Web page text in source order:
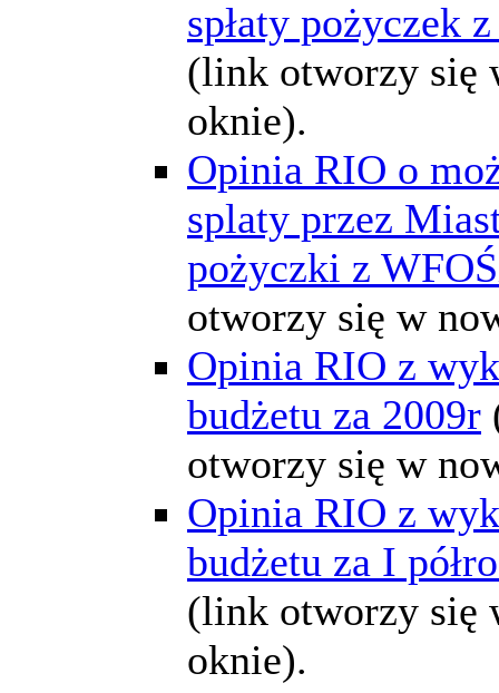
spłaty pożyczek
(link otworzy się
oknie).
Opinia RIO o
splaty przez
pożyczki z
otworzy się w
Opinia RIO z
budżetu za 2009r
otworzy się w
Opinia RIO z
budżetu za I
(link otworzy się
oknie).